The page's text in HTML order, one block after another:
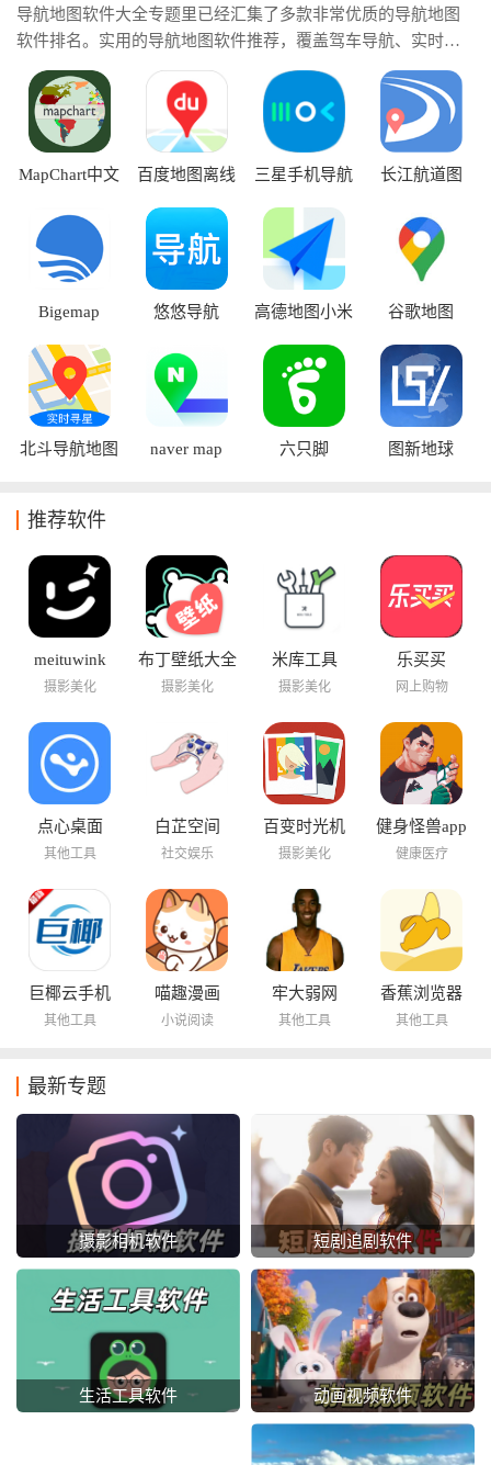
导航地图软件大全专题里已经汇集了多款非常优质的导航地图
软件排名。实用的导航地图软件推荐，覆盖驾车导航、实时路
况、公交地铁、步行骑行等多种出行场景，让你出门少绕路，
导航更省心。导航地图软件支持智能路线规划，还拥有语音导
航、电子眼提醒、离线地图等实用功能，满足不同用户的出行
需求。
MapChart中文
百度地图离线
三星手机导航
长江航道图
Bigemap 悠悠导航
高德地图小米
谷歌地图
北斗导航地图 naver map 六只脚 图新地球
推荐软件
meituwink
摄影美化
布丁壁纸大全
摄影美化
米库工具
摄影美化
乐买买
网上购物
点心桌面
其他工具
白芷空间
社交娱乐
百变时光机
摄影美化
健身怪兽app
健康医疗
巨椰云手机
其他工具
喵趣漫画
小说阅读
牢大弱网
其他工具
香蕉浏览器
其他工具
最新专题
摄影相机软件 短剧追剧软件
生活工具软件 动画视频软件